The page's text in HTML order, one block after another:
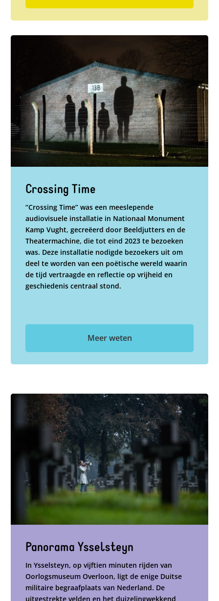
Crossing Time
“Crossing Time” was een meeslepende
audiovisuele installatie in Nationaal Monument
Kamp Vught, gecreëerd door Beeldjutters en de
Theatermachine, die tot eind 2023 te bezoeken
was. Deze installatie nodigde bezoekers uit om
deel te worden van een poëtische wereld waarin
de tijd vertraagde en reflectie op vrijheid en
geschiedenis centraal stond.
Meer weten
Panorama Ysselsteyn
In Ysselsteyn, op vijftien minuten rijden van
Oorlogsmuseum Overloon, ligt de enige Duitse
militaire begraafplaats van Nederland. De
uitgestrekte velden en het duizelingwekkend